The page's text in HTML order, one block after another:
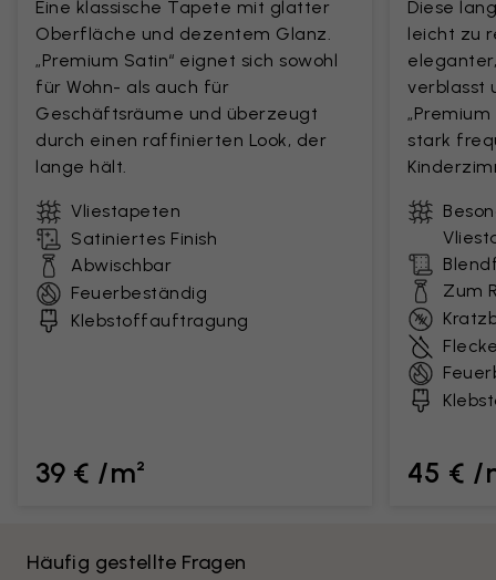
Eine klassische Tapete mit glatter
Oberfläche und dezentem Glanz.
„Premium Satin“ eignet sich sowohl
für Wohn- als auch für
Geschäftsräume und überzeugt
durch einen raffinierten Look, der
lange hält.
Vliestapeten
Satiniertes Finish
Abwischbar
Feuerbeständig
Klebstoffauftragung
39 € /m²
Diese
leicht zu
verblasst
stark
Zum
45 € /
Häufig gestellte Fragen